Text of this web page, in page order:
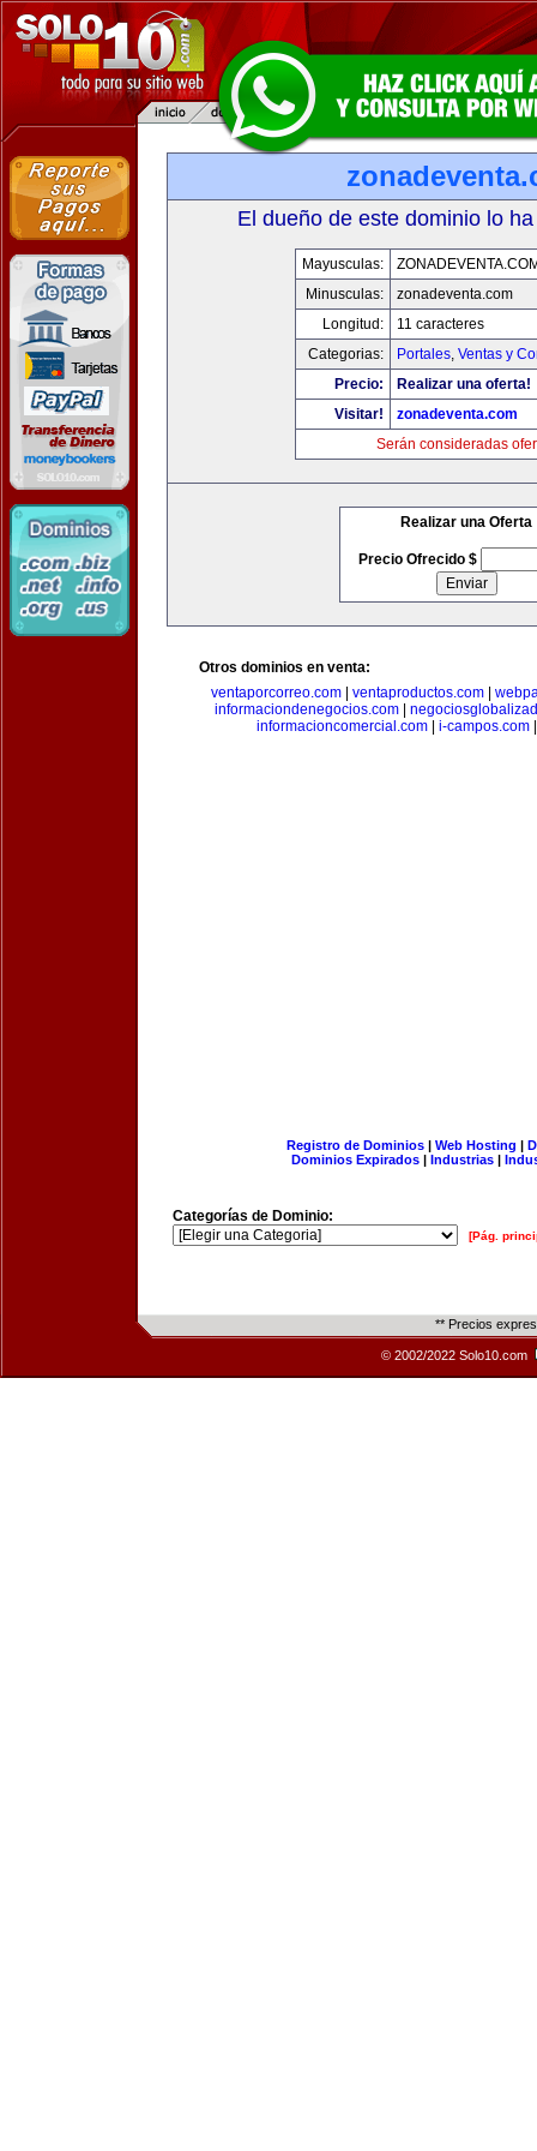
El dueño de este dominio lo
Mayusculas:
Minusculas:
zonadeventa.com
Longitud:
11 caracteres
Categorias:
Portales, Ventas y
Precio:
Realizar una oferta!
Visitar!
zonadeventa.com
Serán consideradas
Realizar una Oferta
Precio Ofrecido $
Otros dominios en venta:
ventaporcorreo.com
ventaproductos.com
informaciondenegocios.com|
informacioncomercial.com| i-campos.com
Registro de Dominios| Web Hosting |
Dominios Expirados | Industrias |
Categorías de Dominio:
[Pág.
** Precios
© 2002/2022 Solo10.com